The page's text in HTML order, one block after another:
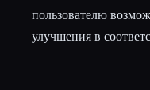
пользователю
улучшения в